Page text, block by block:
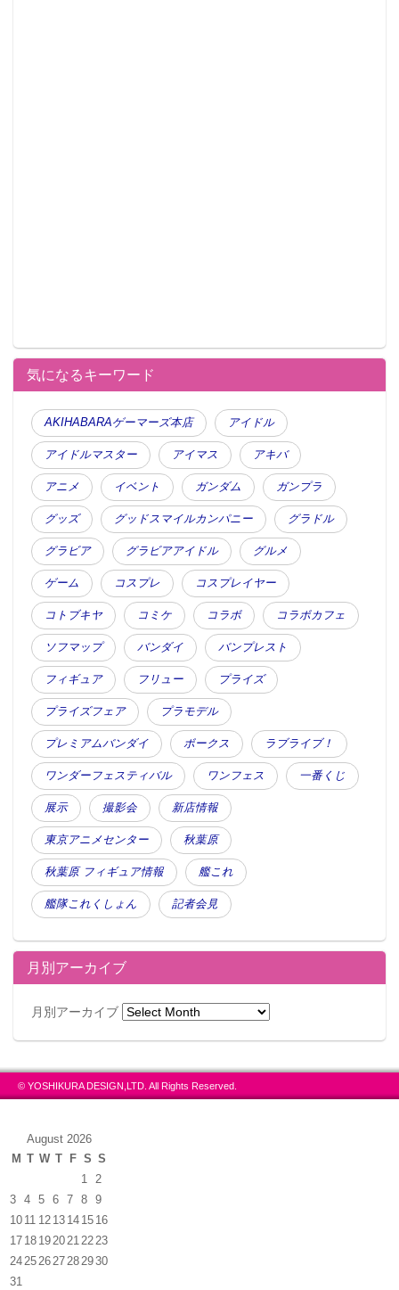
気になるキーワード
AKIHABARAゲーマーズ本店 アイドル
アイドルマスター アイマス アキバ
アニメ イベント ガンダム ガンプラ
グッズ グッドスマイルカンパニー グラドル
グラビア グラビアアイドル グルメ
ゲーム コスプレ コスプレイヤー
コトブキヤ コミケ コラボ コラボカフェ
ソフマップ バンダイ バンプレスト
フィギュア フリュー プライズ
プライズフェア プラモデル
プレミアムバンダイ ボークス ラブライブ！
ワンダーフェスティバル ワンフェス 一番くじ
展示 撮影会 新店情報
東京アニメセンター 秋葉原
秋葉原 フィギュア情報 艦これ
艦隊これくしょん 記者会見
月別アーカイブ
月別アーカイブ
© YOSHIKURA DESIGN,LTD. All Rights Reserved.
August 2026
M T W T F S S
1
2
3
4 5 6 7 8
9
10 11 12 13 14 15 16
17 18 19 20 21 22 23
24 25 26 27 28 2930
31